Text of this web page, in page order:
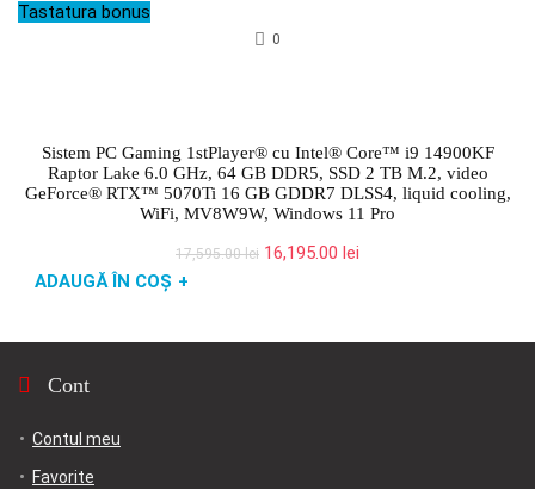
Tastatura bonus
0
Sistem PC Gaming 1stPlayer® cu Intel® Core™ i9 14900KF
Raptor Lake 6.0 GHz, 64 GB DDR5, SSD 2 TB M.2, video
GeForce® RTX™ 5070Ti 16 GB GDDR7 DLSS4, liquid cooling,
WiFi, MV8W9W, Windows 11 Pro
17,595.00lei Prețul
17,595.00 lei.
16,195.00 lei
ADAUGĂ ÎN COȘ +
Cont
Contul meu
Favorite